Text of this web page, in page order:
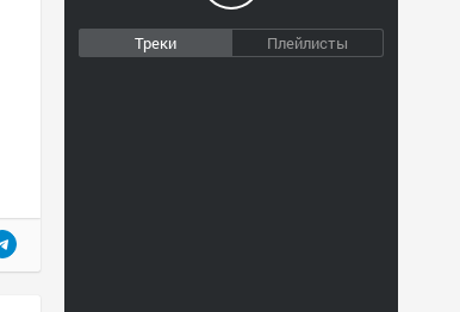
Треки Плейлисты